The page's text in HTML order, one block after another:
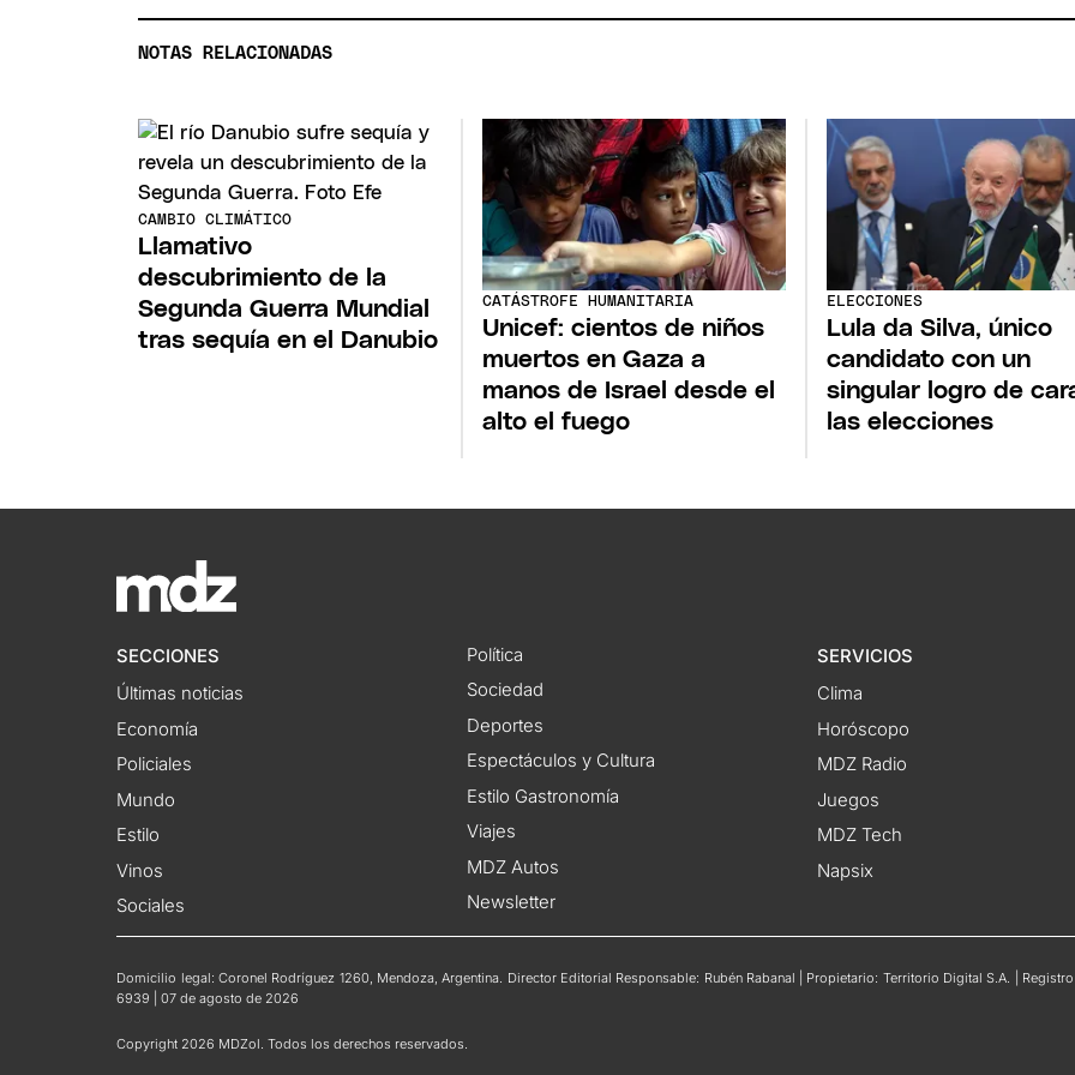
NOTAS RELACIONADAS
CAMBIO CLIMÁTICO
Llamativo
descubrimiento de la
Segunda Guerra Mundial
tras sequía en el Danubio
CATÁSTROFE HUMANITARIA
Unicef: cientos de niños
muertos en Gaza a
manos de Israel desde el
alto el fuego
ELECCIONES
Lula da Silva, único
candidato con un
singular logro de
las elecciones
SECCIONES
Últimas noticias
Economía
Policiales
Mundo
Estilo
Vinos
Sociales
Política
Sociedad
Deportes
Espectáculos y Cultura
Estilo Gastronomía
Viajes
MDZ Autos
Newsletter
SERVICIOS
Clima
Horóscopo
MDZ Radio
Juegos
MDZ Tech
Napsix
Domicilio legal: Coronel Rodríguez 1260, Mendoza, Argentina. Director Editorial Responsable: Rubén Rabanal | Propietario: Territorio Digital S.A. |
6939 | 07 de agosto de 2026
Copyright 2026 MDZol. Todos los derechos reservados.